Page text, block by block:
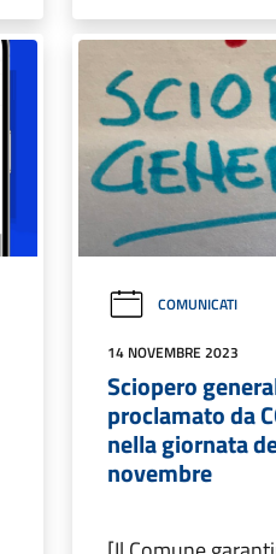
COMUNICATI
14 NOVEMBRE 2023
Sciopero
proclamato da
nella giornata
novembre